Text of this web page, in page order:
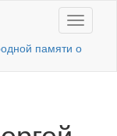
Toggle